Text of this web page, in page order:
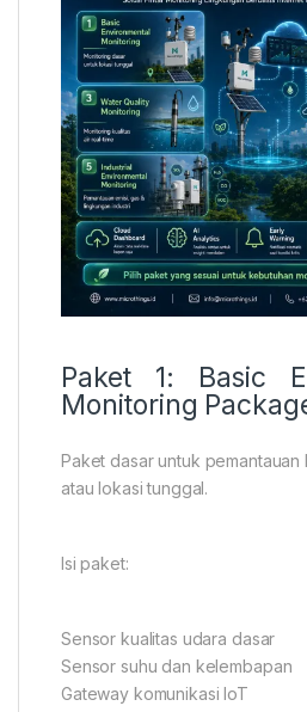
Paket 1: Basic
Monitoring
Paket dasar untuk
atau lokasi tunggal.
Isi paket:
Sensor kualitas udara dasar
Sensor suhu dan kelembapan
Gateway komunikasi IoT